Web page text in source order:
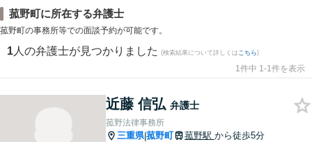
菰野町に所在する弁護士
菰野町の事務所等での面談予約が可能です。
1 人の弁護士が見つかりました (検索結果について詳しくは こちら)
1件中 1-1件を表示
近藤 信弘 弁護士
菰野法律事務所
三重県|菰野町 菰野駅 から徒歩5分